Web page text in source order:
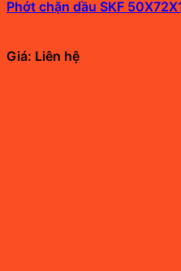
Phớt chặn dầu SKF
Giá: Liên hệ